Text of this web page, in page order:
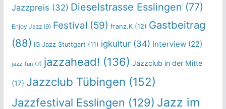
Jazzpreis (32) Dieselstrasse Esslingen (77)
Enjoy Jazz(9) Festival (59) franz.K(12) Gastbeitrag
(88) IG Jazz Stuttgart (11) igkultur(34) Interview(22)
jazz-fun (7) jazzahead! (136) Jazzclub in der Mitte
(17) Jazzclub Tübingen (152)
Jazzfestival Esslingen (129) Jazz im